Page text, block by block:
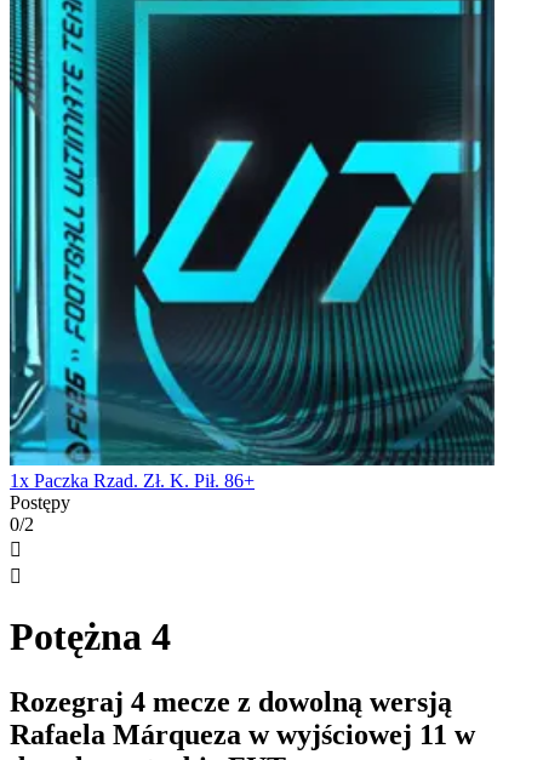
1x Paczka Rzad. Zł. K. Pił. 86+
Postępy
0/2


Potężna 4
Rozegraj 4 mecze z dowolną wersją
Rafaela Márqueza w wyjściowej 11 w